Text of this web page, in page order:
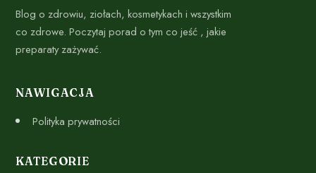
Blog o zdrowiu, ziołach, kosmetykach i wszystkim
co zdrowe. Poczytaj porad o tym co jeść , jakie
preparaty zażywać.
NAWIGACJA
Polityka prywatności
KATEGORIE